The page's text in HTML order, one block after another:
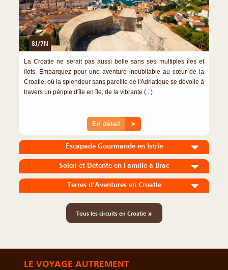
8J/7N ©
La Croatie ne serait pas aussi belle sans ses multiples îles et
îlots. Embarquez pour une aventure inoubliable au cœur de la
Croatie, où la splendeur sans pareille de l'Adriatique se dévoile à
travers un périple d'île en île, de la vibrante (...)
En détail ≻
Escapade Gourmande en Istrie
Soleil et Détente en Famille à Brac
Terres d’Aventures en Croatie
Tous les circuits en Croatie»
LE VOYAGE AUTREMENT